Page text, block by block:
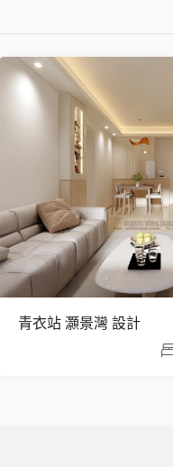
青衣站 灝景灣 設計